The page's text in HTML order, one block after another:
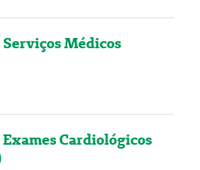
Médicos
Cardiológicos